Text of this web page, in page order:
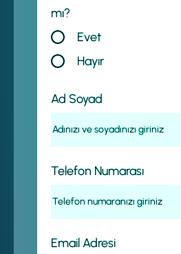
mı?
Evet
Hayır
Ad Soyad
Telefon Numarası
Email Adresi